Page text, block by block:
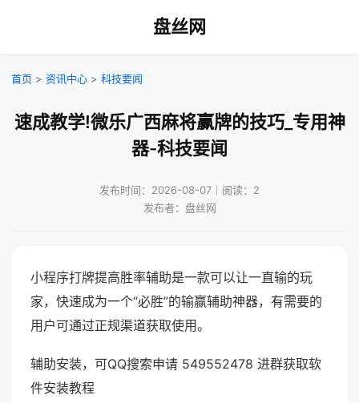
盘丝网
首页 > 资讯中心 > 科技要闻
速成教学!微乐广西麻将赢牌的技巧_专用神
器-科技要闻
发布时间：2026-08-07｜阅读：2
发布者：盘丝网
小程序打牌提高胜率辅助是一款可以让一直输的玩
家，快速成为一个“必胜”的输赢辅助神器，有需要的
用户可通过正规渠道获取使用。
辅助安装，可QQ搜索申请 549552478 进群获取软
件安装教程